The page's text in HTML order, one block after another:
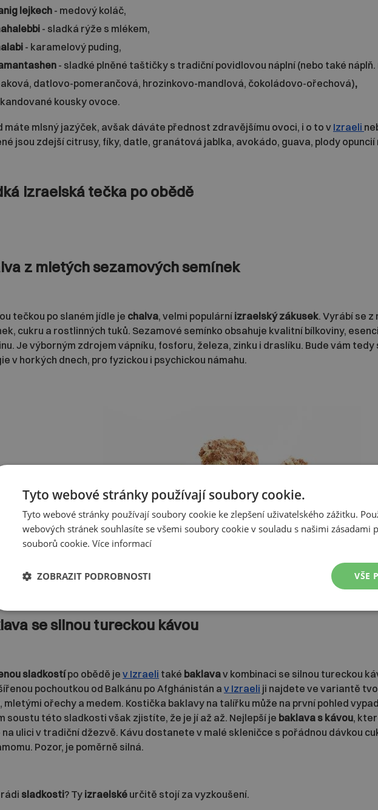
lejkech - medový koláč,
- sladká rýže s mlékem,
- karamelový puding,
- sladké plněné taštičky s tradiční povidlovou náplní (nebo také
datlovo-pomerančová, hrozinkovo-mandlová, čokoládovo-ořechová),
kousky ovoce.
máte mlsný jazýček, avšak dáváte přednost zdravějšímu ovoci, i o to v Izraeli
jsou zdejší citrusy, fíky, datle, granátová jablka, avokádo, guava, plody
izraelská tečka po obědě
z mletých sezamových semínek
tečkou po slaném jídle je chalva, velmi populární izraelský zákusek. Vyrábí se
cukru a rostlinných tuků. Sezamové semínko obsahuje kvalitní bílkoviny,
Je výborným zdrojem vápníku, fosforu, železa, zinku i draslíku. Bude vám
v horkých dnech, pro fyzickou i psychickou námahu.
se silnou tureckou kávou
sladkostípo obědě je v Izraeli také baklavav kombinaci se silnou tureckou
pochoutkou od Balkánu po Afghánistán a v Izraeli ji najdete ve variantě
mletými ořechy a medem. Kostička baklavy na talířku může na první pohled
soustu této sladkosti však zjistíte, že je jí až až. Nejlepší je baklava s kávou,
na ulici v tradiční džezvě. Kávu dostanete v malé skleničce s pořádnou dávkou
Pozor, je poměrně silná.
sladkosti? Ty izraelské určitě stojí za vyzkoušení.
Tyto webové stránky používají soubory cookie.
Tyto webové stránky používají soubory cookie ke zlepšení uživatelského zážitku.
webových stránek souhlasíte se všemi soubory cookie v souladu s našimi zásadami
souborů cookie. Více informací
VŠE
ZOBRAZIT PODROBNOSTI